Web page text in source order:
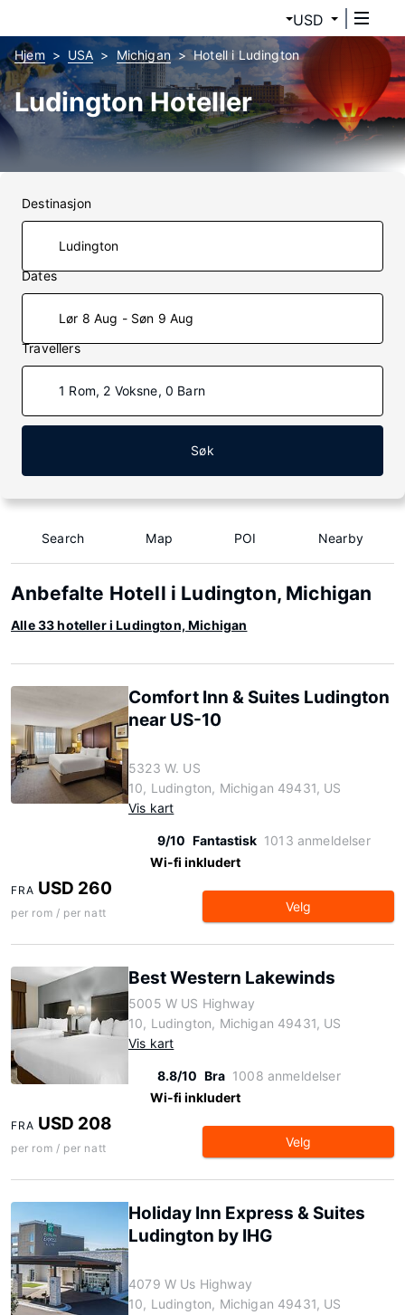
USD
Hjem USA Michigan Hotell i Ludington
Ludington Hoteller
Destinasjon
Dates
Lør 8 Aug - Søn 9 Aug
Travellers
1 Rom, 2 Voksne, 0 Barn
Søk
Search Map POI Nearby
Anbefalte Hotell i Ludington, Michigan
Alle 33 hoteller i Ludington, Michigan
Comfort Inn & Suites Ludington
near US-10
5323 W. US
10, Ludington, Michigan 49431, US
Vis kart
9/10 Fantastisk 1013 anmeldelser
Wi-fi inkludert
FRA USD 260
per rom / per natt Velg
Best Western Lakewinds
5005 W US Highway
10, Ludington, Michigan 49431, US
Vis kart
8.8/10 Bra 1008 anmeldelser
Wi-fi inkludert
FRA USD 208
per rom / per natt Velg
Holiday Inn Express & Suites
Ludington by IHG
4079 W Us Highway
10, Ludington, Michigan 49431, US